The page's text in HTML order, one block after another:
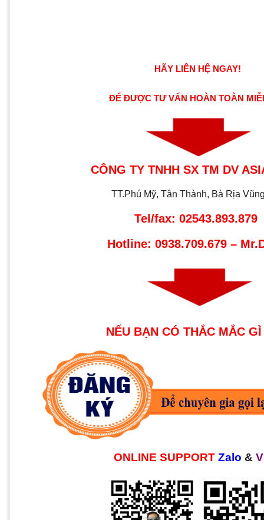
HÃY LIÊN HỆ NGAY!
ĐỂ ĐƯỢC TƯ VẤN HOÀN TOÀN
CÔNG TY TNHH SX TM DV
TT.Phú Mỹ, Tân Thành, Bà Rịa
Tel/fax: 02543.893.879
Hotline: 0938.709.679 –
NẾU BẠN CÓ THẮC MẮC
ONLINE SUPPORT Zalo &